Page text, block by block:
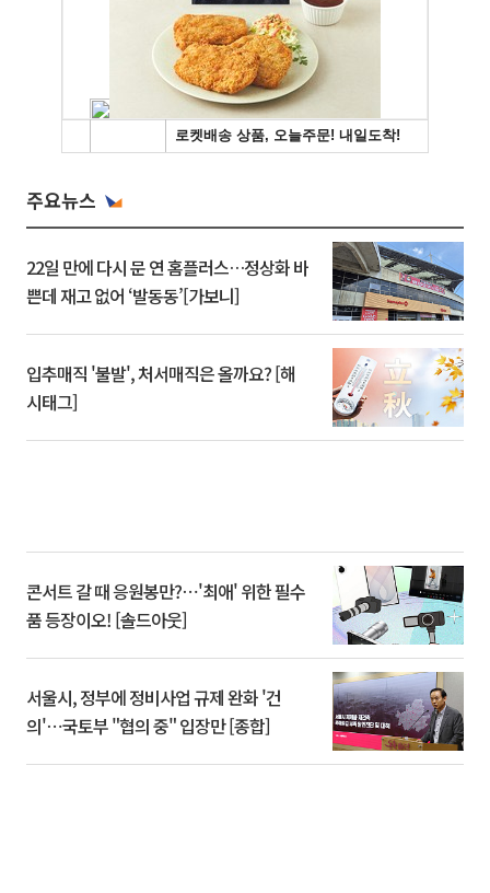
주요뉴스
22일 만에 다시 문 연 홈플러스…정상화 바
쁜데 재고 없어 ‘발동동’[가보니]
입추매직 '불발', 처서매직은 올까요? [해
시태그]
콘서트 갈 때 응원봉만?⋯'최애' 위한 필수
품 등장이오! [솔드아웃]
서울시, 정부에 정비사업 규제 완화 '건
의'⋯국토부 "협의 중" 입장만 [종합]